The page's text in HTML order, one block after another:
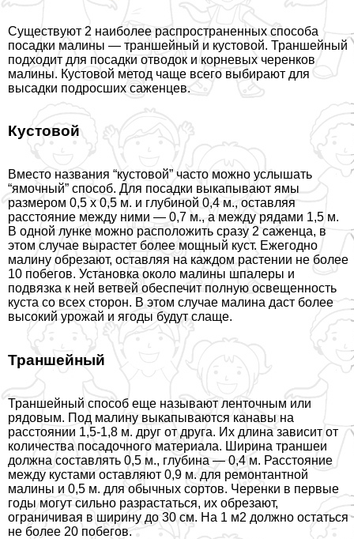
Существуют 2 наиболее распространенных способа
посадки малины — траншейный и кустовой. Траншейный
подходит для посадки отводок и корневых черенков
малины. Кустовой метод чаще всего выбирают для
высадки подросших саженцев.
Кустовой
Вместо названия “кустовой” часто можно услышать
“ямочный” способ. Для посадки выкапывают ямы
размером 0,5 х 0,5 м. и глубиной 0,4 м., оставляя
расстояние между ними — 0,7 м., а между рядами 1,5 м.
В одной лунке можно расположить сразу 2 саженца, в
этом случае вырастет более мощный куст. Ежегодно
малину обрезают, оставляя на каждом растении не более
10 побегов. Установка около малины шпалеры и
подвязка к ней ветвей обеспечит полную освещенность
куста со всех сторон. В этом случае малина даст более
высокий урожай и ягоды будут слаще.
Траншейный
Траншейный способ еще называют ленточным или
рядовым. Под малину выкапываются канавы на
расстоянии 1,5-1,8 м. друг от друга. Их длина зависит от
количества посадочного материала. Ширина траншеи
должна составлять 0,5 м., глубина — 0,4 м. Расстояние
между кустами оставляют 0,9 м. для ремонтантной
малины и 0,5 м. для обычных сортов. Черенки в первые
годы могут сильно разрастаться, их обрезают,
ограничивая в ширину до 30 см. На 1 м2 должно остаться
не более 20 побегов.